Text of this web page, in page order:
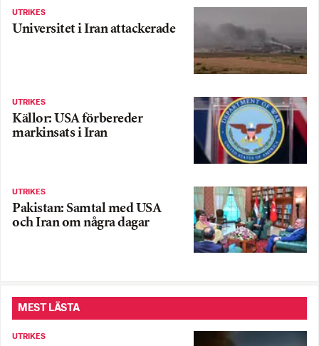
UTRIKES
Universitet i Iran attackerade
UTRIKES
Källor: USA förbereder
markinsats i Iran
UTRIKES
Pakistan: Samtal med USA
och Iran om några dagar
MEST LÄSTA
UTRIKES